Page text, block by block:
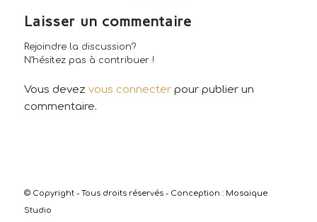
Laisser un commentaire
Rejoindre la discussion?
N’hésitez pas à contribuer !
Vous devez vous connecterpour publier un
commentaire.
© Copyright - Tous droits réservés - Conception : Mosaique
Studio